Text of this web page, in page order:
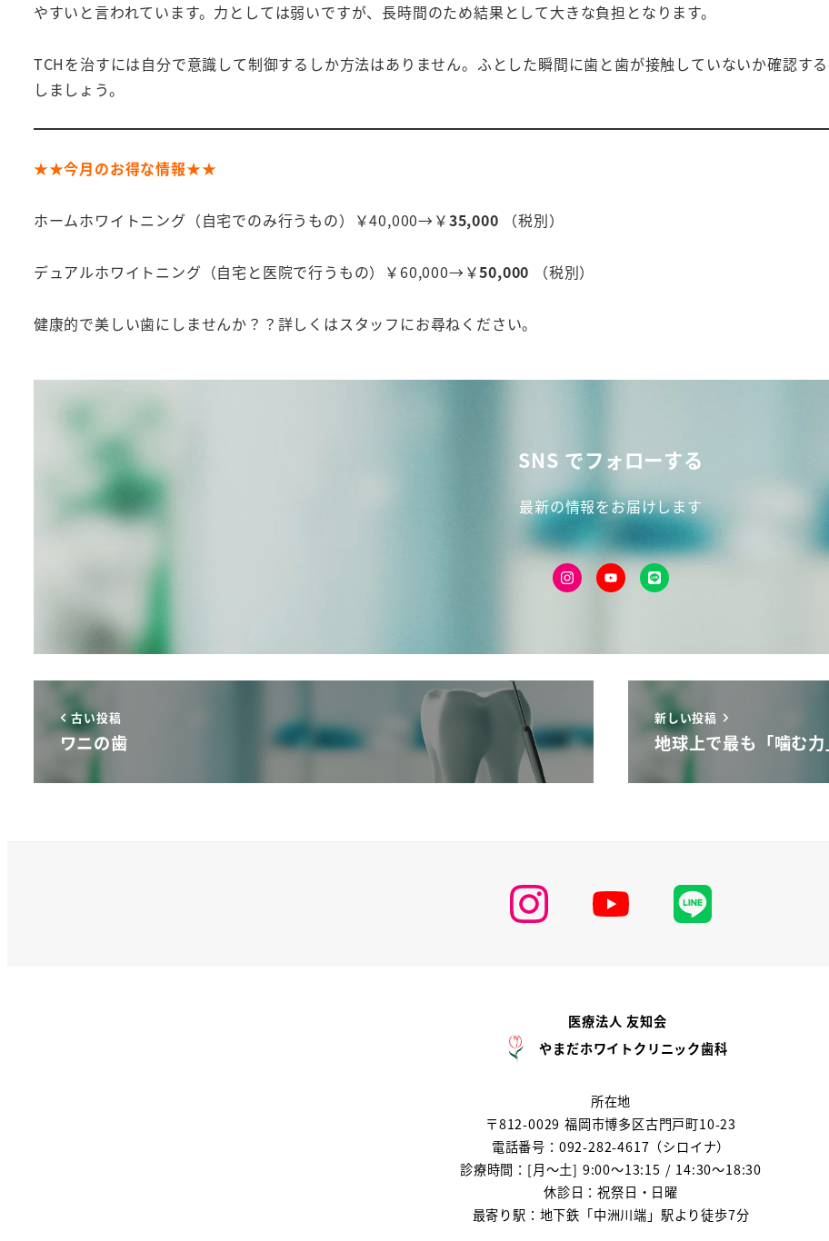
やすいと言われています。力としては弱いですが、長時間のため結果として大きな負担となります。
TCHを治すには自分で意識して制御するしか方法はありません。ふとした瞬間に歯と歯が接触していないか確認す
しましょう。
★★今月のお得な情報★★
ホームホワイトニング（自宅でのみ行うもの）￥40,000→￥35,000 （税別）
デュアルホワイトニング（自宅と医院で行うもの）￥60,000→￥50,000 （税別）
健康的で美しい歯にしませんか？？詳しくはスタッフにお尋ねください。
SNS でフォローする
最新の情報をお届けします
古い投稿
ワニの歯
新しい投稿
地球上で最も「噛む
医療法人 友知会
やまだホワイトクリニック歯科
所在地
〒812-0029 福岡市博多区古門戸町10-23
電話番号：092-282-4617（シロイナ）
診療時間：[月～土] 9:00～13:15 / 14:30～18:30
休診日：祝祭日・日曜
最寄り駅：地下鉄「中洲川端」駅より徒歩7分